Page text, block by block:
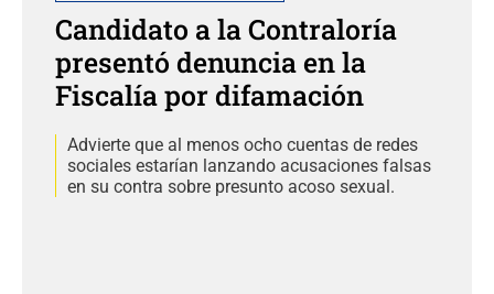
Candidato a la Contraloría
presentó denuncia en la
Fiscalía por difamación
Advierte que al menos ocho cuentas de redes
sociales estarían lanzando acusaciones falsas
en su contra sobre presunto acoso sexual.